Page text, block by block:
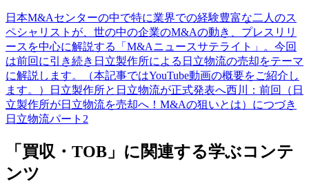
日本M&Aセンターの中で特に業界での経験豊富な二人のス
ペシャリストが、世の中の企業のM&Aの動き、プレスリリ
ースを中心に解説する「M&Aニュースサテライト」。今回
は前回に引き続き日立製作所による日立物流の売却をテーマ
に解説します。（本記事ではYouTube動画の概要をご紹介し
ます。）日立製作所と日立物流が正式発表へ西川：前回（日
立製作所が日立物流を売却へ！M&Aの狙いとは）につづき
日立物流パート2
「買収・TOB」に関連する学ぶコンテ
ンツ